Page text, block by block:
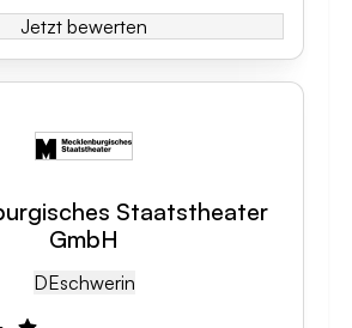
Jetzt bewerten
Staatstheater
GmbH
DESchwerin